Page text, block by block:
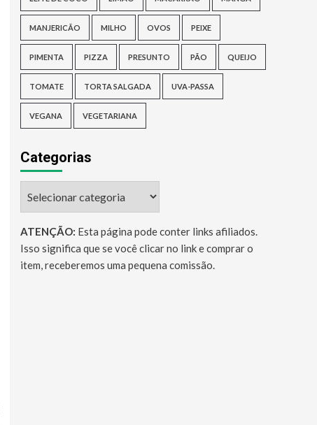
MANJERICÃO MILHO OVOS PEIXE
PIMENTA PIZZA PRESUNTO PÃO QUEIJO
TOMATE TORTA SALGADA UVA-PASSA
VEGANA VEGETARIANA
Categorias
ATENÇÃO: Esta página pode conter links afiliados.
Isso significa que se você clicar no link e comprar o
item, receberemos uma pequena comissão.